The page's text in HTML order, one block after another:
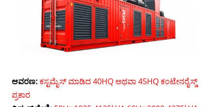
ಆವರಣ: ಕಸ್ಟಮೈಸ್ ಮಾಡಿದ 40HQ ಅಥವಾ 45HQ ಕಂಟೇನರೈಸ್ಡ್
ಪ್ರಕಾರ